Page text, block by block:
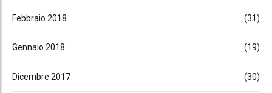
Febbraio 2018 (31)
Gennaio 2018 (19)
Dicembre 2017 (30)